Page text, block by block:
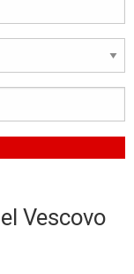
Vescovo